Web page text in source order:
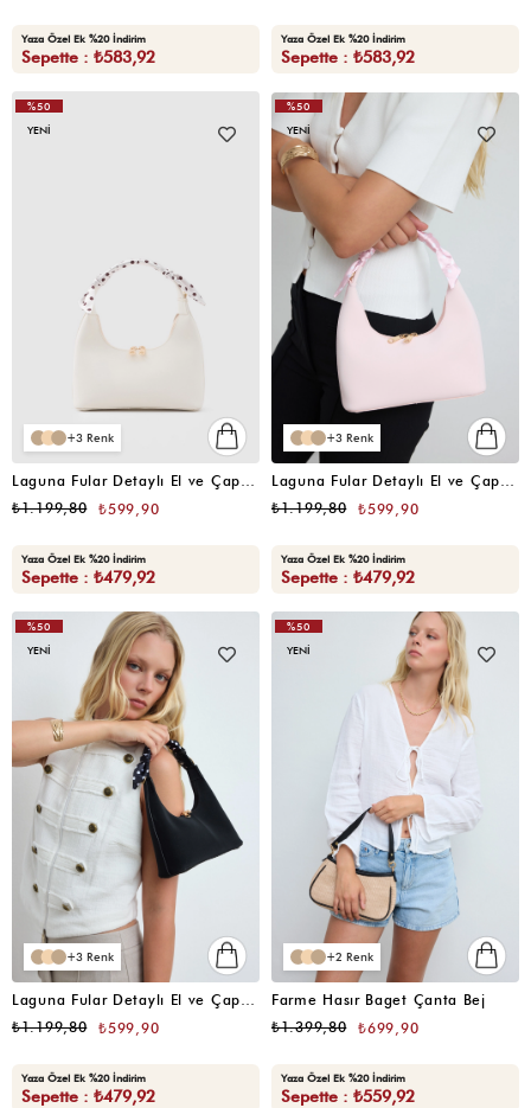
Yaza Özel Ek %20 İndirim
Sepette : ₺583,92
Yaza Özel Ek %20 İndirim
Sepette : ₺583,92
3
₺599,90
₺1.199,80
Yaza Özel Ek %20 İndirim
Sepette : ₺479,92
%50
YENI
3
₺599,90
₺1.199,80
Yaza Özel Ek %20 İndirim
Sepette : ₺479,92
%50
YENI
3
Laguna Fular Detaylı El ve Çapraz Çanta Siyah
₺599,90
₺1.199,80
Yaza Özel Ek %20 İndirim
Sepette : ₺479,92
%50
YENI
2
Farme Hasır Baget Çanta Bej
₺699,90
₺1.399,80
Yaza Özel Ek %20 İndirim
Sepette : ₺559,92
%50
YENI